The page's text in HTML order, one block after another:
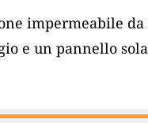
impermeabile da
e un pannello